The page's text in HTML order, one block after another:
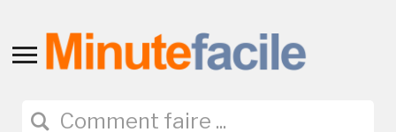
Toggle
navigation